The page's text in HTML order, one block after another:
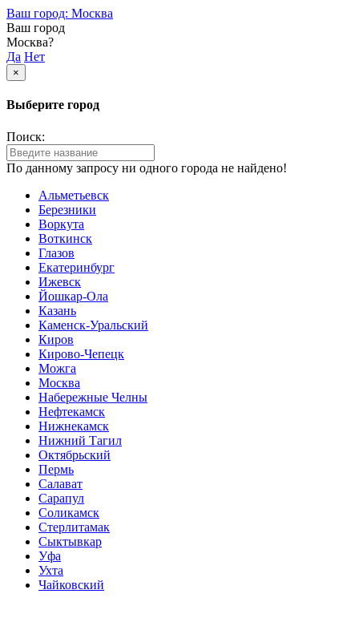
Ваш город: Москва
Ваш город
Москва?
Да Нет
×
Выберите город
Поиск:
По данному запросу ни одного города не найдено!
Альметьевск
Березники
Воркута
Воткинск
Глазов
Екатеринбург
Ижевск
Йошкар-Ола
Казань
Каменск-Уральский
Киров
Кирово-Чепецк
Можга
Москва
Набережные Челны
Нефтекамск
Нижнекамск
Нижний Тагил
Октябрьский
Пермь
Салават
Сарапул
Соликамск
Стерлитамак
Сыктывкар
Уфа
Ухта
Чайковский